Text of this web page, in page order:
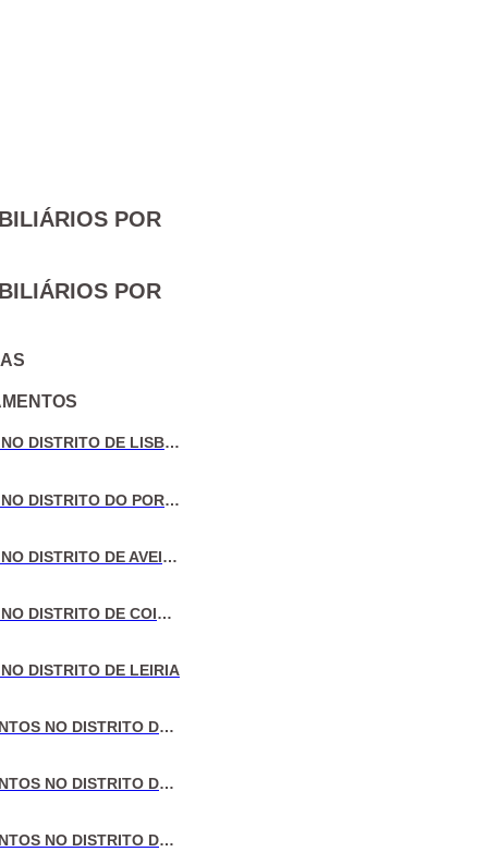
POR
POR
VENDA DE MORADIAS NO DISTRITO DE LISBOA
VENDA DE MORADIAS NO DISTRITO DO PORTO
VENDA DE MORADIAS NO DISTRITO DE AVEIRO
VENDA DE MORADIAS NO DISTRITO DE COIMBRA
DISTRITO DE LEIRIA
VENDA DE APARTAMENTOS NO DISTRITO DE LISBOA
VENDA DE APARTAMENTOS NO DISTRITO DO PORTO
VENDA DE APARTAMENTOS NO DISTRITO DE AVEIRO